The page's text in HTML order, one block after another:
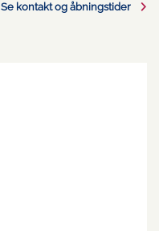
Se kontakt og åbningstider